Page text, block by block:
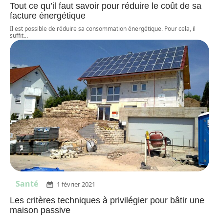
Tout ce qu’il faut savoir pour réduire le coût de sa
facture énergétique
Il est possible de réduire sa consommation énergétique. Pour cela, il
suffit…
Santé 1 février 2021
Les critères techniques à privilégier pour bâtir une
maison passive